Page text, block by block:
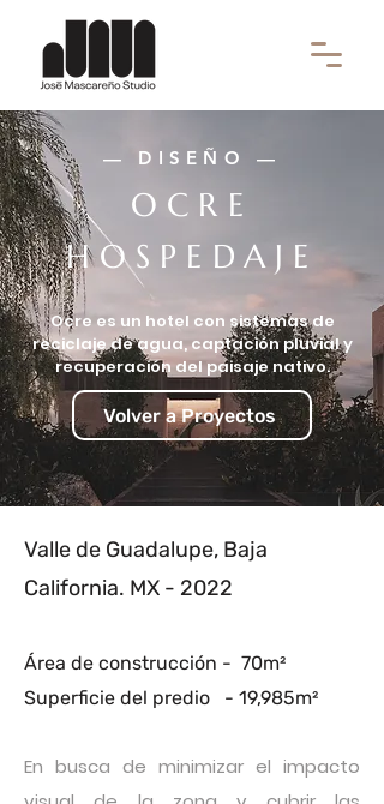
— DISEÑO —
OCRE
HOSPEDAJE
Ocre es un hotel con sistemas de
reciclaje de agua, captación pluvial y
recuperación del paisaje nativo.
Volver a Proyectos
Valle de Guadalupe, Baja
California. MX - 2022
Área de construcción - 70m²
Superficie del predio - 19,985m²
En busca de minimizar el impacto